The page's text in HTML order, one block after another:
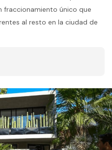
fraccionamiento único que
al resto en la ciudad de
habitable.